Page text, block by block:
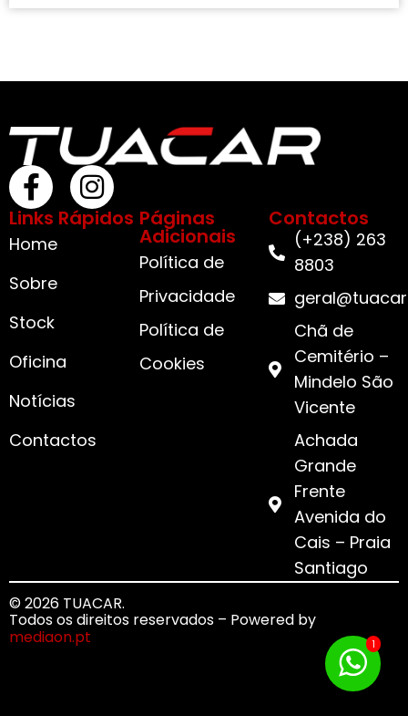
Links Rápidos
Home
Sobre
Stock
Oficina
Notícias
Contactos
Páginas
Adicionais
Política de
Privacidade
Política de
Cookies
Contactos
(+238) 263
8803
Chã de
Cemitério –
Mindelo São
Vicente
Achada
Grande
Frente
Avenida do
Cais – Praia
Santiago
© 2026 TUACAR.
Todos os direitos reservados – Powered by
mediaon.pt
1